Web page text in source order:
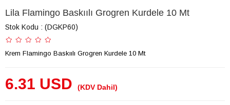
Lila Flamingo Baskıılı Grogren Kurdele 10 Mt
Stok Kodu (DGKP60)
Krem Flamingo Baskıılı Grogren Kurdele 10 Mt
6.31 USD (KDV Dahil)